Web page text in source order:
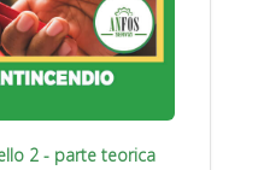
2 - parte teorica